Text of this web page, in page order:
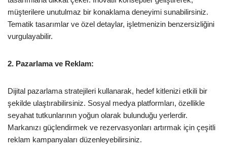
müşterilere unutulmaz bir konaklama deneyimi sunabilirsiniz.
Tematik tasarımlar ve özel detaylar, işletmenizin benzersizliğini
vurgulayabilir.
2. Pazarlama ve Reklam:
Dijital pazarlama stratejileri kullanarak, hedef kitlenizi etkili bir
şekilde ulaştırabilirsiniz. Sosyal medya platformları, özellikle
seyahat tutkunlarının yoğun olarak bulunduğu yerlerdir.
Markanızı güçlendirmek ve rezervasyonları artırmak için çeşitli
reklam kampanyaları düzenleyebilirsiniz.